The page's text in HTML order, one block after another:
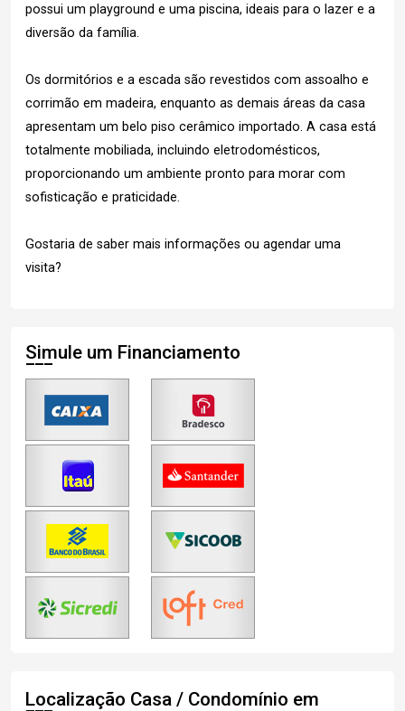
possui um playground e uma piscina, ideais para o lazer e a
diversão da família.
Os dormitórios e a escada são revestidos com assoalho e
corrimão em madeira, enquanto as demais áreas da casa
apresentam um belo piso cerâmico importado. A casa está
totalmente mobiliada, incluindo eletrodomésticos,
proporcionando um ambiente pronto para morar com
sofisticação e praticidade.
Gostaria de saber mais informações ou agendar uma
visita?
Simule um Financiamento
Localização Casa / Condomínio em